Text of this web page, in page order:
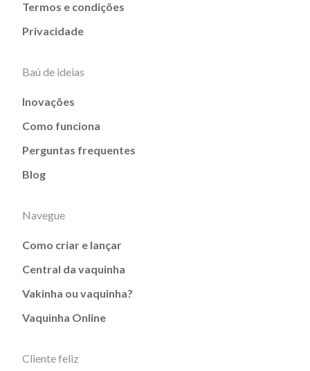
Termos e condições
Privacidade
Baú de ideias
Inovações
Como funciona
Perguntas frequentes
Blog
Navegue
Como criar e lançar
Central da vaquinha
Vakinha ou vaquinha?
Vaquinha Online
Cliente feliz